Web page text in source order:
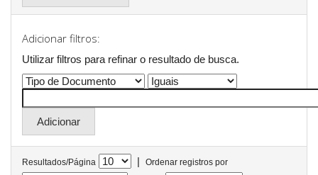
Adicionar filtros:
Utilizar filtros para refinar o resultado de busca.
Resultados/Página |
Ordenar registros por